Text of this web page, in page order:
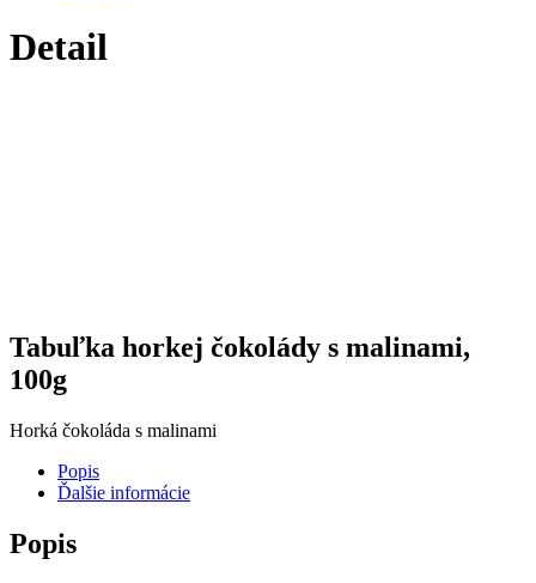
Detail
Tabuľka horkej čokolády s malinami,
100g
Horká čokoláda s malinami
Popis
Ďalšie informácie
Popis